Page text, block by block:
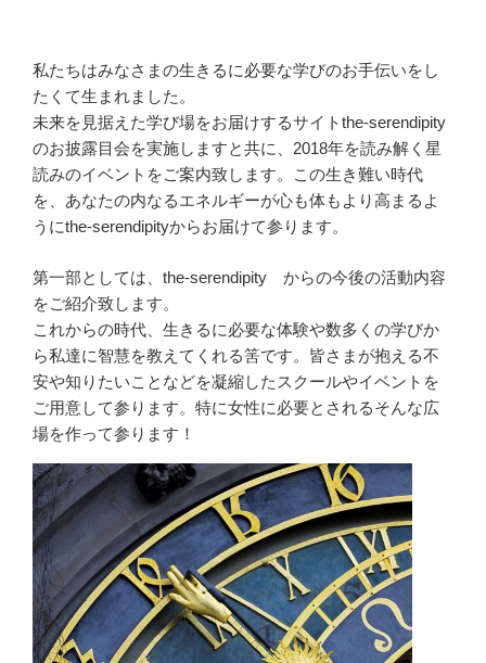
私たちはみなさまの生きるに必要な学びのお手伝いをし
たくて生まれました。
未来を見据えた学び場をお届けするサイトthe-serendipity
のお披露目会を実施しますと共に、2018年を読み解く星
読みのイベントをご案内致します。この生き難い時代
を、あなたの内なるエネルギーが心も体もより高まるよ
うにthe-serendipityからお届けて参ります。
第一部としては、the-serendipity からの今後の活動内容
をご紹介致します。
これからの時代、生きるに必要な体験や数多くの学びか
ら私達に智慧を教えてくれる筈です。皆さまが抱える不
安や知りたいことなどを凝縮したスクールやイベントを
ご用意して参ります。特に女性に必要とされるそんな広
場を作って参ります！